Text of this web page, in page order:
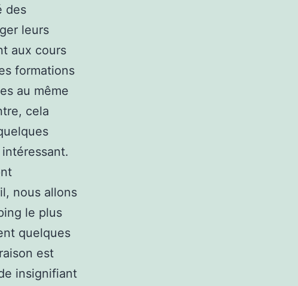
des
leurs
aux cours
formations
au même
cela
nous allons
le plus
quelques
est
insignifiant